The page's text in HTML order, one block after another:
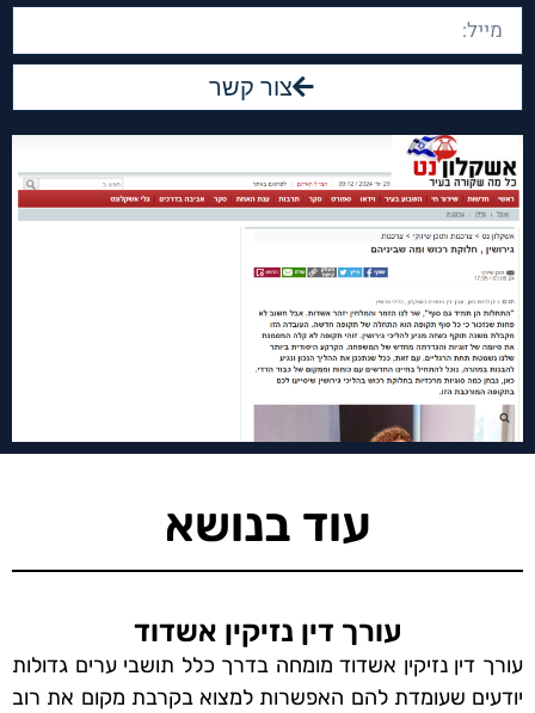
צור קשר
עוד בנושא
עורך דין נזיקין אשדוד
עורך דין נזיקין אשדוד מומחה בדרך כלל תושבי ערים גדולות
יודעים שעומדת להם האפשרות למצוא בקרבת מקום את רוב